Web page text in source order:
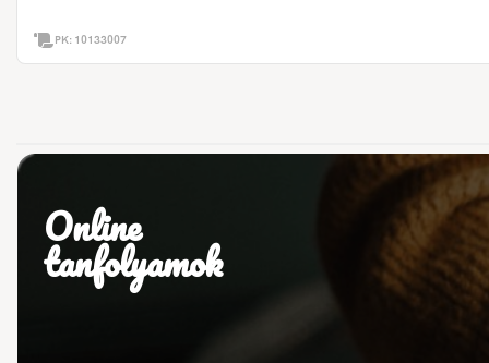
PK: 10133007
Online
tanfolyamok